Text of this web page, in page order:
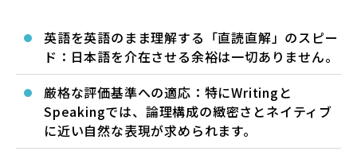
英語を英語のまま理解する「直読直解」のスピー
ド：日本語を介在させる余裕は一切ありません。
厳格な評価基準への適応：特にWritingと
Speakingでは、論理構成の緻密さとネイティブ
に近い自然な表現が求められます。